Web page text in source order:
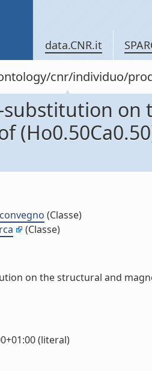
data.CNR.it
cnr/individuo/
substitution
(Classe)
(Classe)
on the structural and
(literal)